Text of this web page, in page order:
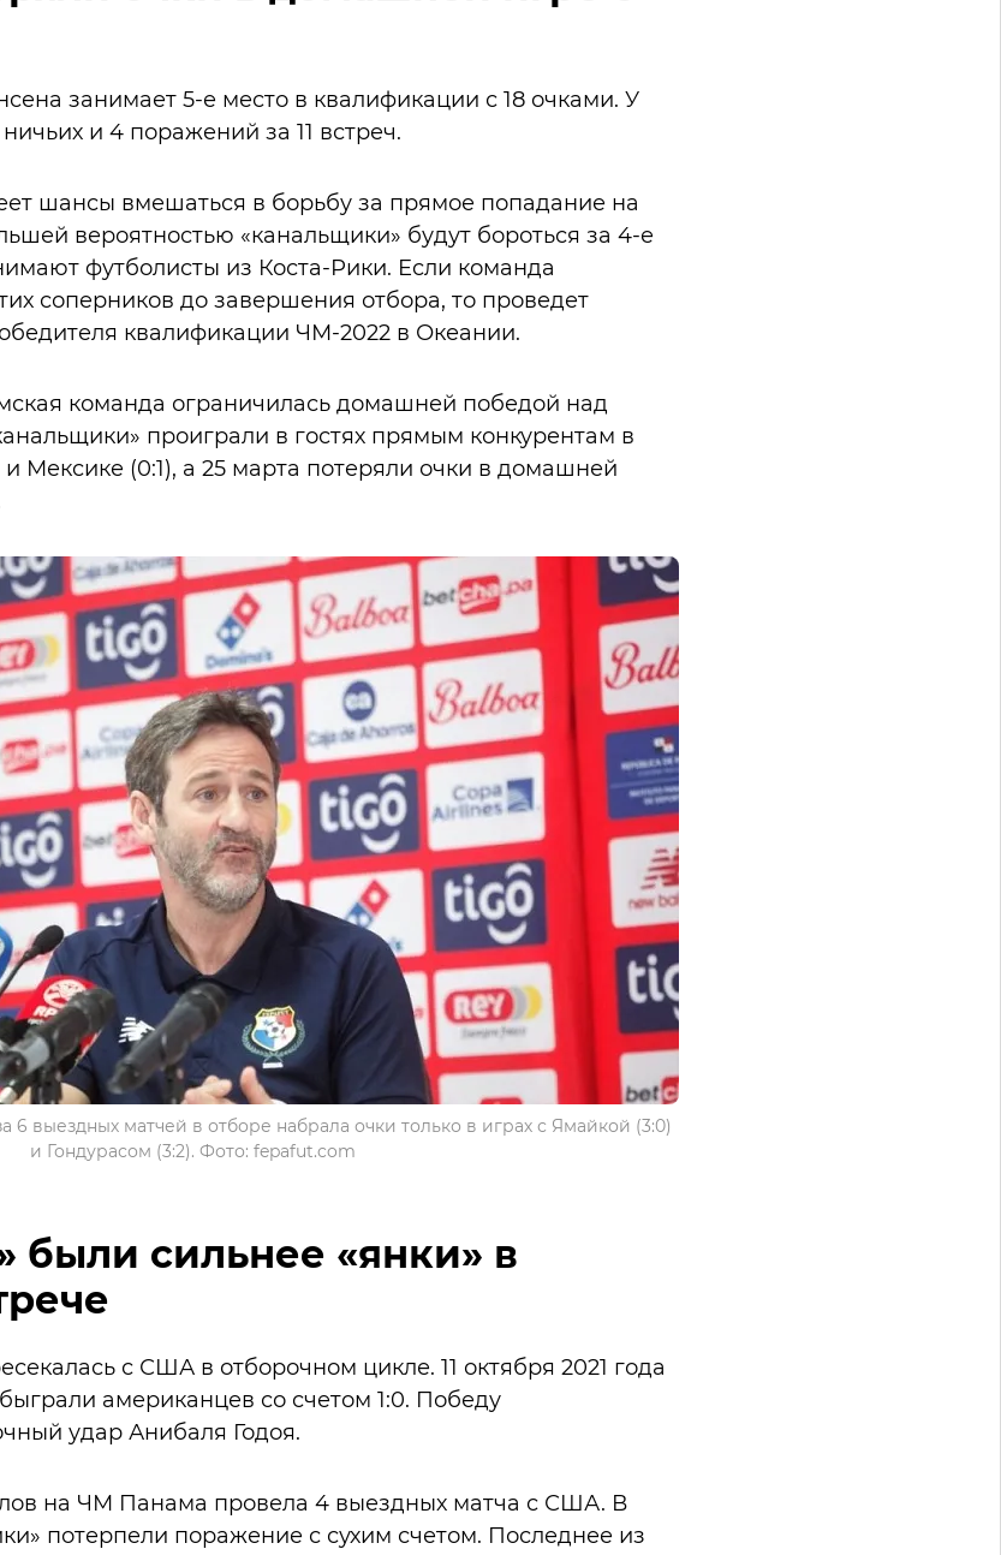
занимает 5-е место в квалификации с 18 очками. У
и 4 поражений за 11 встреч.
шансы вмешаться в борьбу за прямое попадание на
вероятностью «канальщики» будут бороться за 4-е
футболисты из Коста-Рики. Если команда
соперников до завершения отбора, то проведет
квалификации ЧМ-2022 в Океании.
команда ограничилась домашней победой над
проиграли в гостях прямым конкурентам в
и Мексике (0:1), а 25 марта потеряли очки в домашней
6 выездных матчей в отборе набрала очки только в играх с Ямайкой (3:0)
и Гондурасом (3:2). Фото: fepafut.com
были сильнее «янки» в
с США в отборочном цикле. 11 октября 2021 года
американцев со счетом 1:0. Победу
удар Анибаля Годоя.
на ЧМ Панама провела 4 выездных матча с США. В
потерпели поражение с сухим счетом. Последнее из